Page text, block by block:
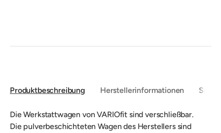
Produktbeschreibung Herstellerinformationen
Die Werkstattwagen von VARIOfit sind verschließbar.
Die pulverbeschichteten Wagen des Herstellers sind